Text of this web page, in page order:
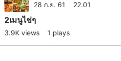
28 ก.ย. 61 22.01
2เมนูไข่ๆ
3.9K views 1 plays